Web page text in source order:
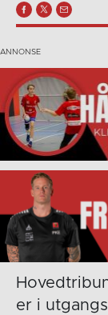
er i